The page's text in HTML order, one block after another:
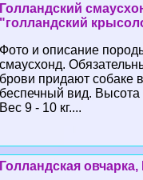
Голландский
"голландский
Фото и описание
смаусхонд.
брови придают собаке
беспечный вид. Высота
Вес 9 - 10 кг....
Голландская